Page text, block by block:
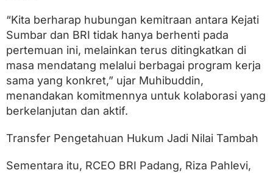
n
B
a
i
k
“Kita berharap hubungan kemitraan antara Kejati
Sumbar dan BRI tidak hanya berhenti pada
pertemuan ini, melainkan terus ditingkatkan di
masa mendatang melalui berbagai program kerja
sama yang konkret,” ujar Muhibuddin,
menandakan komitmennya untuk kolaborasi yang
berkelanjutan dan aktif.
Transfer Pengetahuan Hukum Jadi Nilai Tambah
Sementara itu, RCEO BRI Padang, Riza Pahlevi,